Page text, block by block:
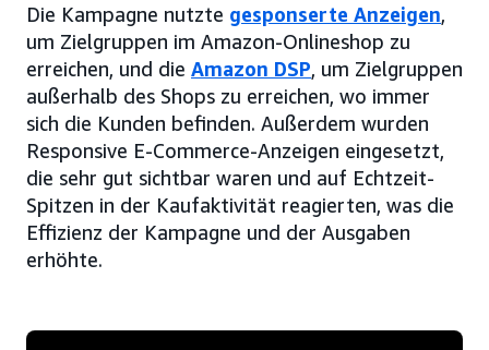
Die Kampagne nutzte gesponserte Anzeigen,
um Zielgruppen im Amazon-Onlineshop zu
erreichen, und die Amazon DSP, um Zielgruppen
außerhalb des Shops zu erreichen, wo immer
sich die Kunden befinden. Außerdem wurden
Responsive E-Commerce-Anzeigen eingesetzt,
die sehr gut sichtbar waren und auf Echtzeit-
Spitzen in der Kaufaktivität reagierten, was die
Effizienz der Kampagne und der Ausgaben
erhöhte.